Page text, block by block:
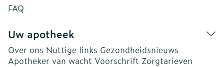
FAQ
Uw apotheek
Over ons Nuttige links Gezondheidsnieuws
Apotheker van wacht Voorschrift Zorgtarieven